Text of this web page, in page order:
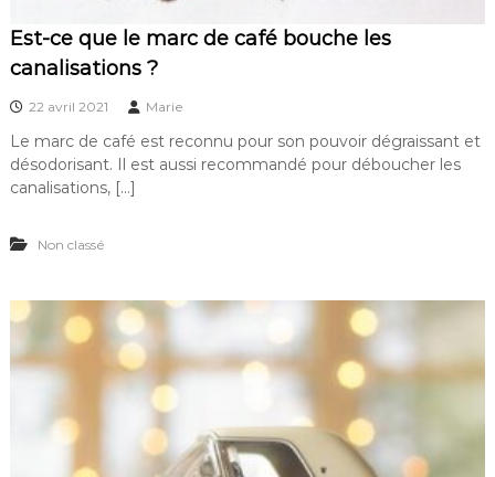
Est-ce que le marc de café bouche les
canalisations ?
22 avril 2021 Marie
Le marc de café est reconnu pour son pouvoir dégraissant et
désodorisant. Il est aussi recommandé pour déboucher les
canalisations, […]
Non classé